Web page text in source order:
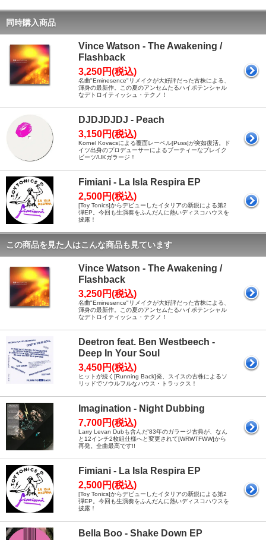
同時購入商品
Vince Watson - The Awakening /
Flashback
3,250円(税込)
名曲"Eminesence"リメイクが大好評だった古株による、
渾身の最新作。この夏のアンセムたるハイポテンシャル
なデトロイティッシュ・テクノ！
DJDJDJDJ - Peach
3,150円(税込)
Kornel Kovacsによる覆面レーベル[Puss]が突如復活。ド
イツ出身のプロデューサーによるブーティーなブレイク
ビーツ/UKガラージ！
Fimiani - La Isla Respira EP
2,500円(税込)
[Toy Tonics]からデビューしたイタリアの新鋭による第2
弾EP。今回も生演奏をふんだんに熱いディスコハウスを
披露！
この商品を見た人はこんな商品も見ています
Vince Watson - The Awakening /
Flashback
3,250円(税込)
名曲"Eminesence"リメイクが大好評だった古株による、
渾身の最新作。この夏のアンセムたるハイポテンシャル
なデトロイティッシュ・テクノ！
Deetron feat. Ben Westbeech -
Deep In Your Soul
3,450円(税込)
ヒットが続く[Running Back]発、スイスの古株によるソ
リッドでソウルフルなハウス・トラックス！
Imagination - Night Dubbing
7,700円(税込)
Larry Levan Dubも含んだ'83年のガラージ古典が、なん
と12インチ2枚組仕様へと変更されて[WRWTFWW]から
再発。全曲最高です!!
Fimiani - La Isla Respira EP
2,500円(税込)
[Toy Tonics]からデビューしたイタリアの新鋭による第2
弾EP。今回も生演奏をふんだんに熱いディスコハウスを
披露！
Bella Boo - Shake Down EP